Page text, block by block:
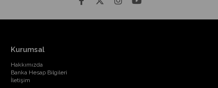
Kurumsal
Hakkımızda
Banka Hesap Bilgileri
İletişim